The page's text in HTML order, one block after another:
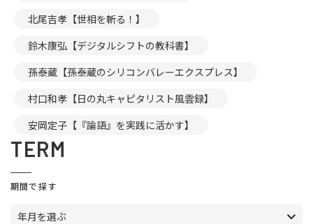
北尾吉孝【世相を斬る！】
鈴木康弘【デジタルシフトの教科書】
孫泰蔵【孫泰蔵のシリコンバレーエクスプレス】
村口和孝【日の丸キャピタリスト風雲録】
安岡定子【『論語』を実践に活かす】
TERM
期間で探す
年月を選ぶ